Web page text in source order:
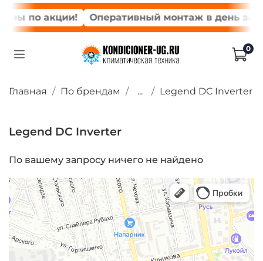
по акции! Оперативный монтаж в день
0
Главная По брендам ... Legend DC Inverter
Legend DC Inverter
По вашему запросу ничего не найдено